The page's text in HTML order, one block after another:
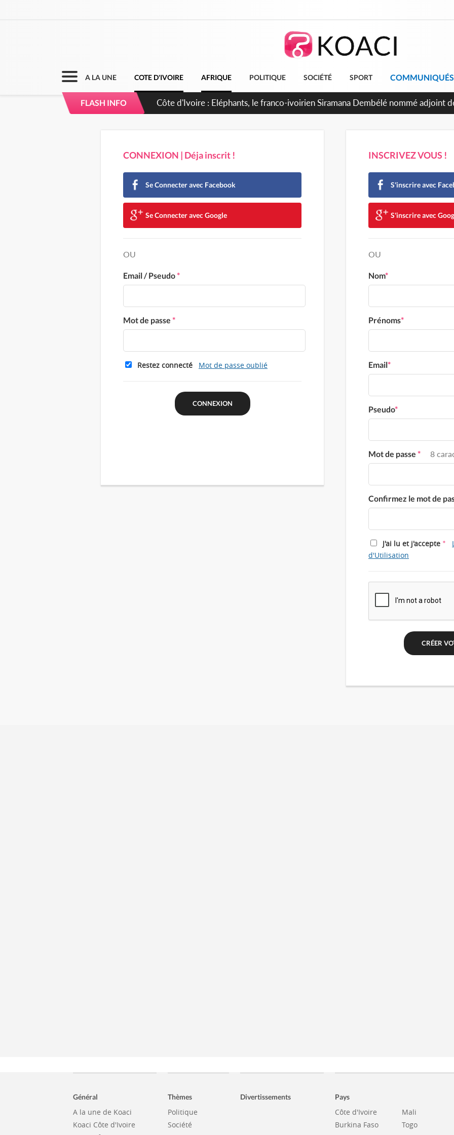
A LA UNE COTE D'IVOIRE AFRIQUE POLITIQUE SOCIÉTÉ SPORT COMMUNIQUÉS
FLASH INFO Côte d'Ivoire : Eléphants, le franco-ivoirien Siramana Dembélé nommé adjoint
CONNEXION | Déja inscrit !
Se Connecter avec Facebook
Se Connecter avec Google
OU
Email / Pseudo*
Mot de passe *
Restez connecté Mot de passe oublié
INSCRIVEZ VOUS !
S'inscrire avec
S'inscrire avec
OU
Nom*
Prénoms*
Email*
Pseudo*
Mot de passe * 8
Confirmez le mot de
J'ai lu et j'accepte *
d'Utilisation
Général
A la une de Koaci
Koaci Côte d'Ivoire
Thèmes
Politique
Société
Divertissements Pays
Côte d'Ivoire
Burkina Faso
Mali
Togo